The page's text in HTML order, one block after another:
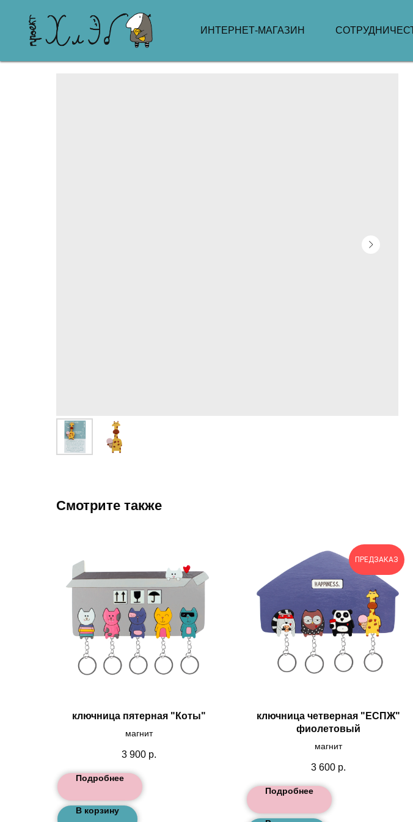
ИНТЕРНЕТ-МАГАЗИН
Смотрите также
ключница пятерная "Коты"
магнит
3 900 р.
Подробнее
В корзину
ПРЕДЗАКАЗ
ключница четверная "ЕСПЖ"
фиолетовый
магнит
3 600 р.
Подробнее